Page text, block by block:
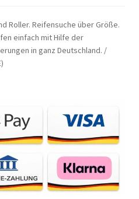
Roller. Reifensuche über Größe.
einfach mit Hilfe der
in ganz Deutschland. /